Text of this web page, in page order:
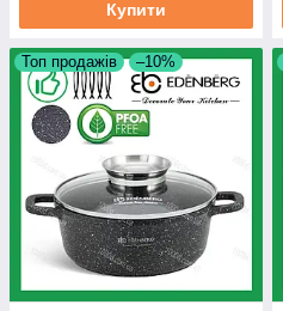
Купити
Топ продажів –10%